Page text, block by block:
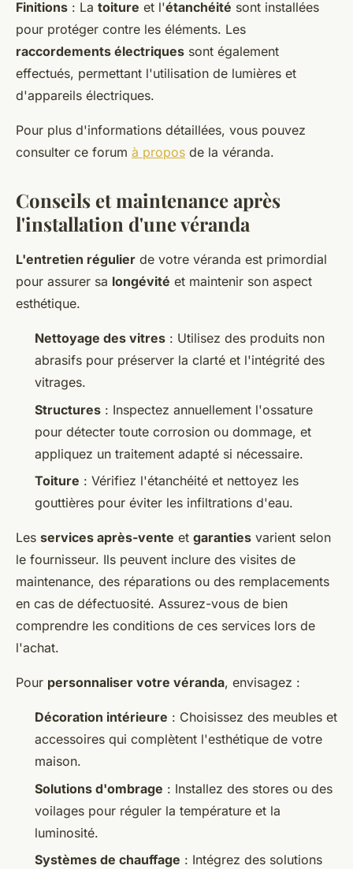
Finitions : La toiture et l'étanchéité sont installées
pour protéger contre les éléments. Les
raccordements électriques sont également
effectués, permettant l'utilisation de lumières et
d'appareils électriques.
Pour plus d'informations détaillées, vous pouvez
consulter ce forum à propos de la véranda.
Conseils et maintenance après
l'installation d'une véranda
L'entretien régulier de votre véranda est primordial
pour assurer sa longévité et maintenir son aspect
esthétique.
Nettoyage des vitres : Utilisez des produits non
abrasifs pour préserver la clarté et l'intégrité des
vitrages.
Structures : Inspectez annuellement l'ossature
pour détecter toute corrosion ou dommage, et
appliquez un traitement adapté si nécessaire.
Toiture : Vérifiez l'étanchéité et nettoyez les
gouttières pour éviter les infiltrations d'eau.
Les services après-vente et garanties varient selon
le fournisseur. Ils peuvent inclure des visites de
maintenance, des réparations ou des remplacements
en cas de défectuosité. Assurez-vous de bien
comprendre les conditions de ces services lors de
l'achat.
Pour personnaliser votre véranda, envisagez :
Décoration intérieure : Choisissez des meubles et
accessoires qui complètent l'esthétique de votre
maison.
Solutions d'ombrage : Installez des stores ou des
voilages pour réguler la température et la
luminosité.
Systèmes de chauffage : Intégrez des solutions